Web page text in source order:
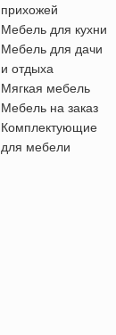
прихожей
Мебель для кухни
Мебель для дачи
и отдыха
Мягкая мебель
Мебель на заказ
Комплектующие
для мебели